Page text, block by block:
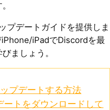
プデートガイドを提供しま
iPadでDiscordを最
ましょう。
プデートする方法
トをダウンロードして